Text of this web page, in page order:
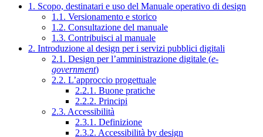
1. Scopo, destinatari e uso del Manuale operativo di design
1.1. Versionamento e storico
1.2. Consultazione del manuale
1.3. Contribuisci al manuale
2. Introduzione al design per i servizi pubblici digitali
2.1. Design per l’amministrazione digitale (e-
government)
2.2. L’approccio progettuale
2.2.1. Buone pratiche
2.2.2. Principi
2.3. Accessibilità
2.3.1. Definizione
2.3.2. Accessibilità by design